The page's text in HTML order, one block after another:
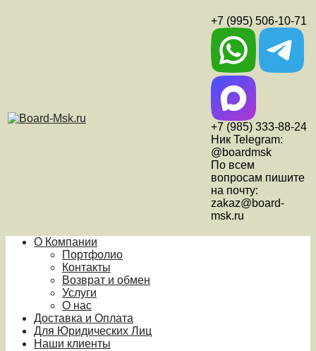
+7 (995) 506-10-71
+7 (985) 333-88-24
Ник Telegram:
@boardmsk
По всем
вопросам пишите
на почту:
zakaz@board-
msk.ru
О Компании
Портфолио
Контакты
Возврат и обмен
Услуги
О нас
Доставка и Оплата
Для Юридических Лиц
Наши клиенты